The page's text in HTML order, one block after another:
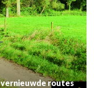
Vasser Heuvelen Classic met vernieuwde routes